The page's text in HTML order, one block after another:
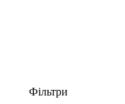
Фільтри